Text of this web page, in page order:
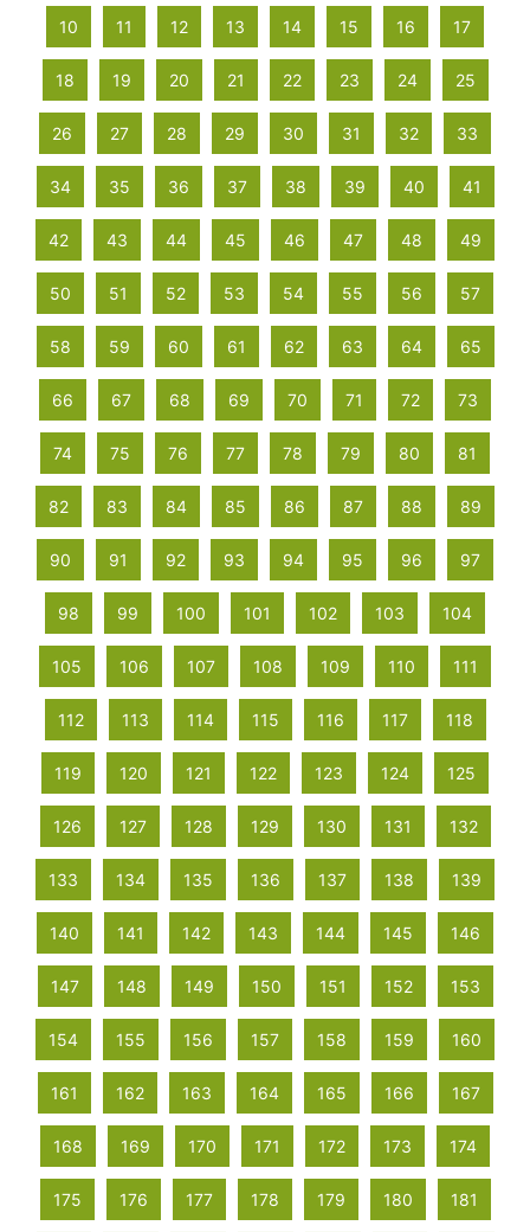
10 11 12 13 14 15 16 17
18 19 20 21 22 23 24 25
26 27 28 29 30 31 32 33
34 35 36 37 38 39 40 41
42 43 44 45 46 47 48 49
50 51 52 53 54 55 56 57
58 59 60 61 62 63 64 65
66 67 68 69 70 71 72 73
74 75 76 77 78 79 80 81
82 83 84 85 86 87 88 89
90 91 92 93 94 95 96 97
98 99 100 101 102 103 104
105 106 107 108 109 110 111
112 113 114 115 116 117 118
119 120 121 122 123 124 125
126 127 128 129 130 131 132
133 134 135 136 137 138 139
140 141 142 143 144 145 146
147 148 149 150 151 152 153
154 155 156 157 158 159 160
161 162 163 164 165 166 167
168 169 170 171 172 173 174
175 176 177 178 179 180 181